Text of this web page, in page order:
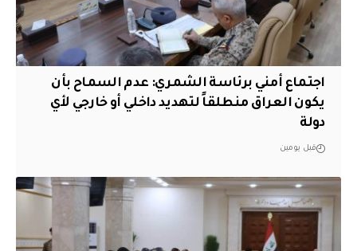
اجتماع أمني برئاسة الشمري: عدم السماح بأن
يكون العراق منطلقاً لتهديد داخلي أو خارجي لأي
دولة
قبل يومين